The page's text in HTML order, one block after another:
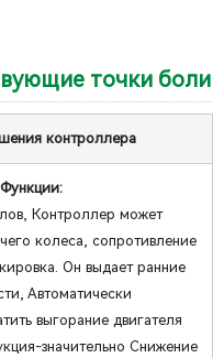
точки боли
контроллера
Контроллер может
колеса, сопротивление
Он выдает ранние
Автоматически
выгорание двигателя
значительно Снижение